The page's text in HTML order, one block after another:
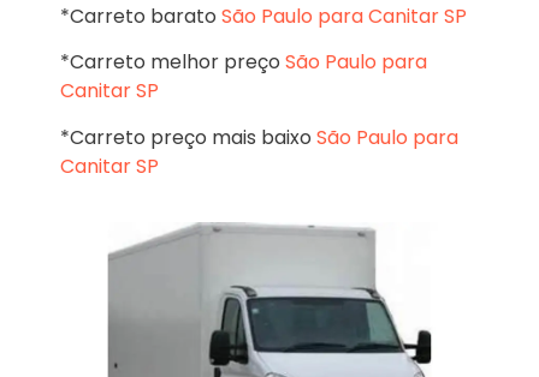
*Carreto barato São Paulo para Canitar SP
*Carreto melhor preço São Paulo para
Canitar SP
*Carreto preço mais baixo São Paulo para
Canitar SP